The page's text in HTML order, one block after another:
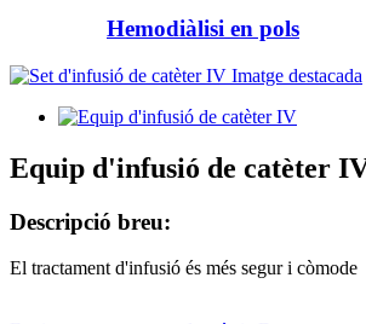
Hemodiàlisi en pols
Equip d'infusió de catèter
Descripció breu:
El tractament d'infusió és més segur i còmode